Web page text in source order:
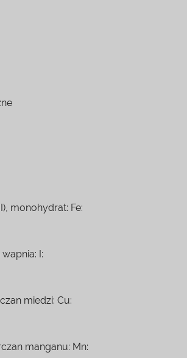
monohydrat: Fe:
I:
miedzi: Cu:
manganu: Mn: